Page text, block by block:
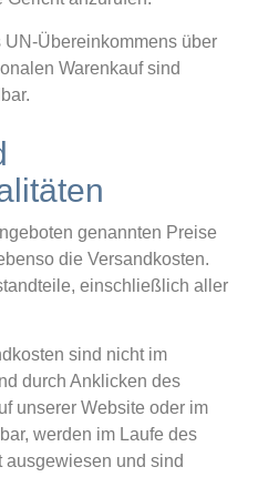
Übereinkommens über
Warenkauf sind
genannten Preise
die Versandkosten.
einschließlich aller
sind nicht im
durch Anklicken des
unserer Website oder im
werden im Laufe des
ausgewiesen und sind